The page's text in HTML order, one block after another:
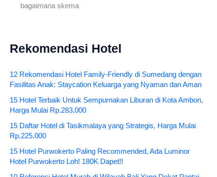
bagaimana skema
Rekomendasi Hotel
12 Rekomendasi Hotel Family-Friendly di Sumedang dengan
Fasilitas Anak: Staycation Keluarga yang Nyaman dan Aman
15 Hotel Terbaik Untuk Sempurnakan Liburan di Kota Ambon,
Harga Mulai Rp.283.000
15 Daftar Hotel di Tasikmalaya yang Strategis, Harga Mulai
Rp.225.000
15 Hotel Purwokerto Paling Recommended, Ada Luminor
Hotel Purwokerto Loh! 180K Dapet!!